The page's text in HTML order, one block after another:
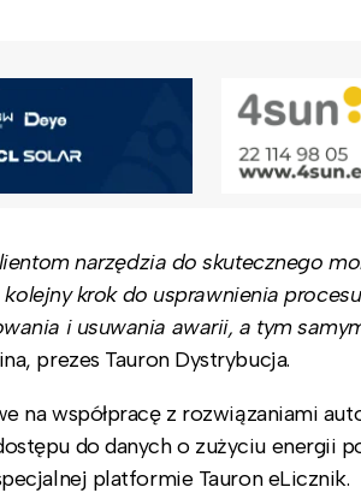
narzędzia do skutecznego
krok do usprawnienia
i usuwania awarii, a tym
prezes Tauron Dystrybucja.
na współpracę z rozwiązaniami
do danych o zużyciu energii
platformie Tauron eLicznik.